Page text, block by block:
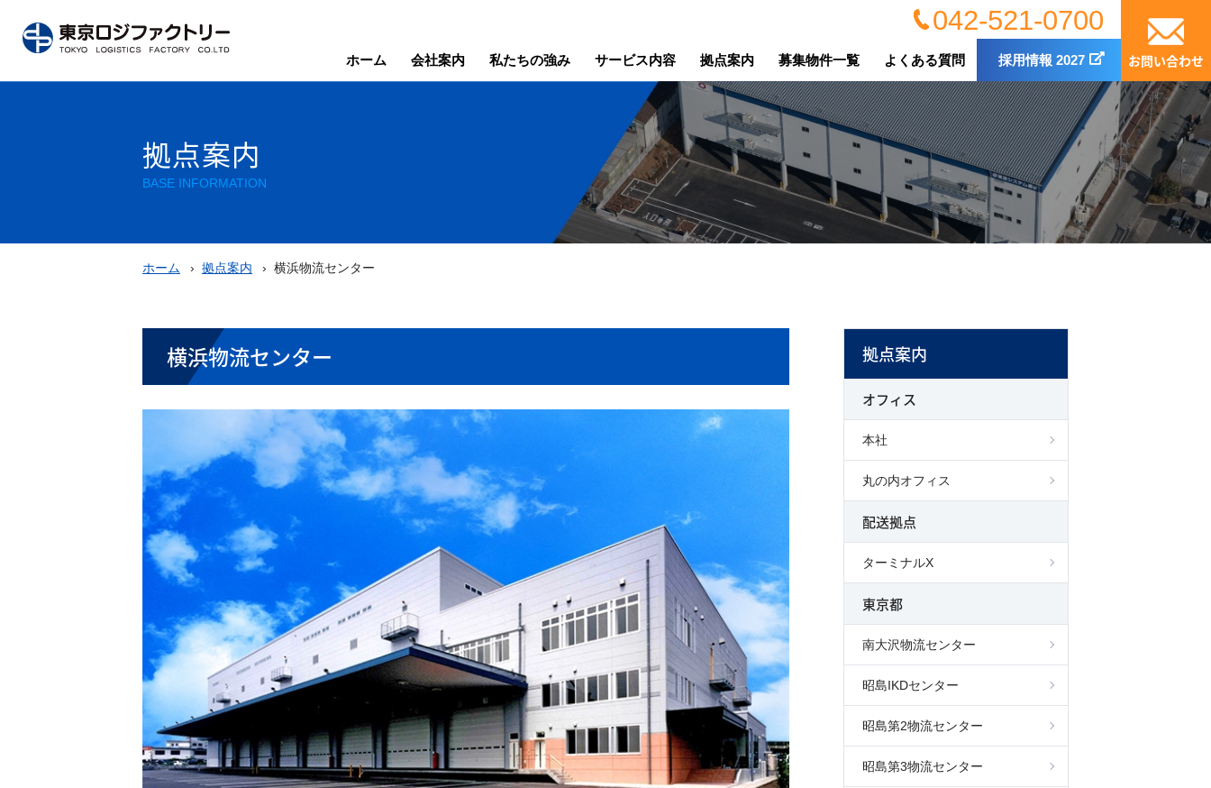
042-521-0700
ホーム 会社案内 私たちの強み サービス内容 拠点案内 募集物件一覧 よくある質問 採用情報 2027 お問い合わせ
拠点案内
BASE INFORMATION
ホーム 拠点案内 横浜物流センター
横浜物流センター 拠点案内
オフィス
本社
丸の内オフィス
配送拠点
ターミナルX
東京都
南大沢物流センター
昭島IKDセンター
昭島第2物流センター
昭島第3物流センター